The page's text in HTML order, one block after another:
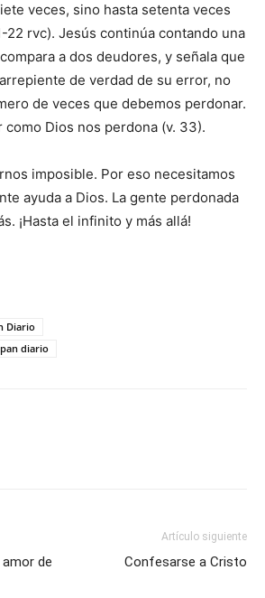
veces, sino hasta setenta veces
22 rvc). Jesús continúa contando una
a dos deudores, y señala que
de verdad de su error, no
de veces que debemos perdonar.
como Dios nos perdona (v. 33).
imposible. Por eso necesitamos
ayuda a Dios. La gente perdonada
¡Hasta el infinito y más allá!
Diario
diario
de
Artículo siguiente
Confesarse a Cristo